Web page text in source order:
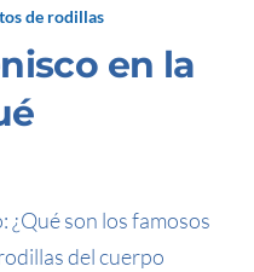
de rodillas
en la
¿Qué son los famosos
del cuerpo